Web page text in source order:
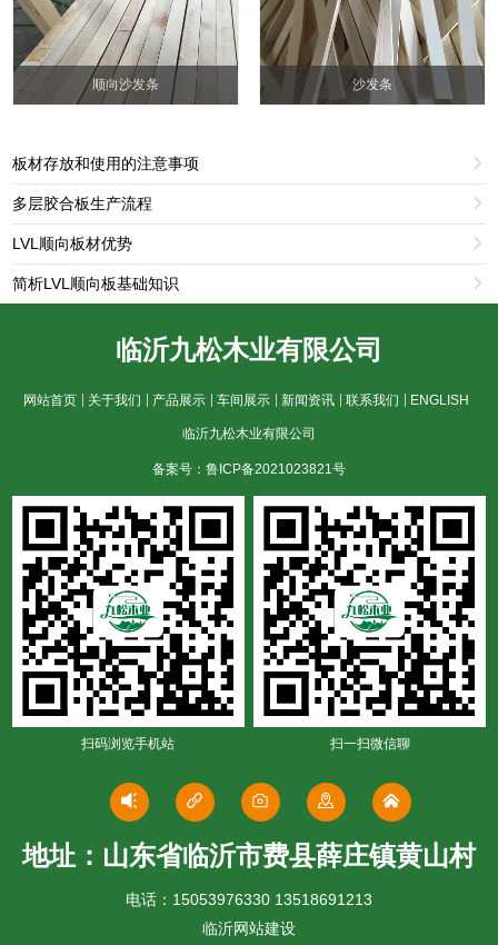
顺向沙发条 沙发条
板材存放和使用的注意事项 
多层胶合板生产流程 
LVL顺向板材优势 
简析LVL顺向板基础知识 
临沂九松木业有限公司
网站首页 关于我们 产品展示 车间展示 新闻资讯 联系我们 ENGLISH
临沂九松木业有限公司
备案号：鲁ICP备2021023821号
扫码浏览手机站 扫一扫微信聊
地址：山东省临沂市费县薛庄镇黄山村
电话：15053976330 13518691213
临沂网站建设